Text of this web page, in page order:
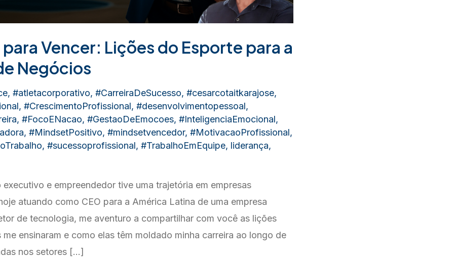
Vencer: Lições do Esporte para a
Negócios
, #atletacorporativo, #CarreiraDeSucesso, #cesarcotaitkarajose,
, #CrescimentoProfissional, #desenvolvimentopessoal,
, #FocoENacao, #GestaoDeEmocoes, #InteligenciaEmocional,
, #MindsetPositivo, #mindsetvencedor, #MotivacaoProfissional,
, #sucessoprofissional, #TrabalhoEmEquipe, liderança,
executivo e empreendedor tive uma trajetória em empresas
atuando como CEO para a América Latina de uma empresa
de tecnologia, me aventuro a compartilhar com você as lições
ensinaram e como elas têm moldado minha carreira ao longo de
nos setores […]